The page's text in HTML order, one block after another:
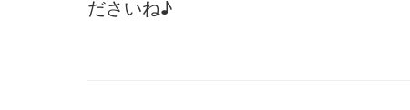
ださいね♪